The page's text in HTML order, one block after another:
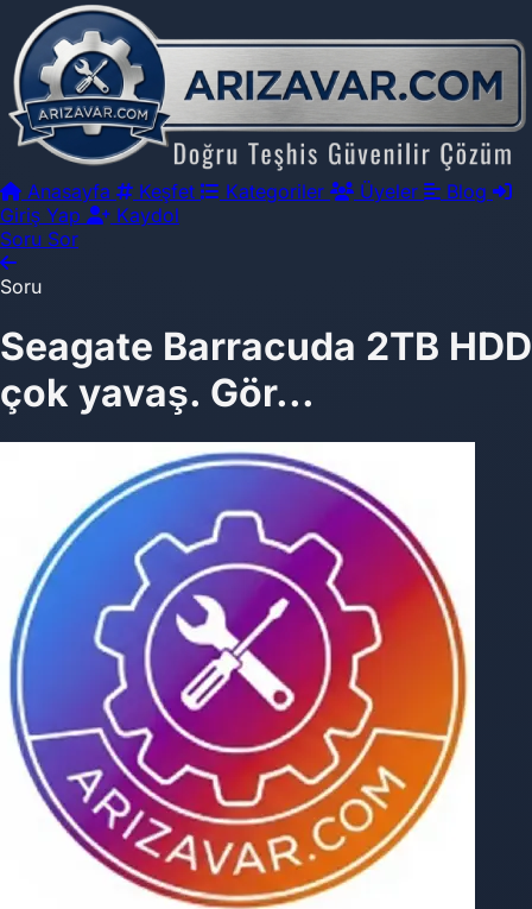
Anasayfa Keşfet Kategoriler Üyeler
Blog
Giriş Yap
Kaydol
Soru Sor
Soru
Seagate Barracuda 2TB HDD
çok yavaş. Gör...